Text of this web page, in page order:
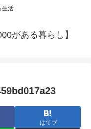
生活
がある暮らし】
はてブ